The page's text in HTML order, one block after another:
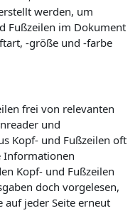
werden, um
Fußzeilen im Dokument
-größe und -farbe
frei von relevanten
und
Kopf- und Fußzeilen oft
Informationen
Kopf- und Fußzeilen
doch vorgelesen,
auf jeder Seite erneut